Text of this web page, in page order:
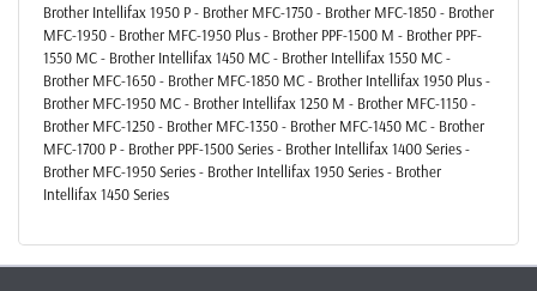
Brother Intellifax 1950 P - Brother MFC-1750 - Brother MFC-1850 - Brother
MFC-1950 - Brother MFC-1950 Plus - Brother PPF-1500 M - Brother PPF-
1550 MC - Brother Intellifax 1450 MC - Brother Intellifax 1550 MC -
Brother MFC-1650 - Brother MFC-1850 MC - Brother Intellifax 1950 Plus -
Brother MFC-1950 MC - Brother Intellifax 1250 M - Brother MFC-1150 -
Brother MFC-1250 - Brother MFC-1350 - Brother MFC-1450 MC - Brother
MFC-1700 P - Brother PPF-1500 Series - Brother Intellifax 1400 Series -
Brother MFC-1950 Series - Brother Intellifax 1950 Series - Brother
Intellifax 1450 Series